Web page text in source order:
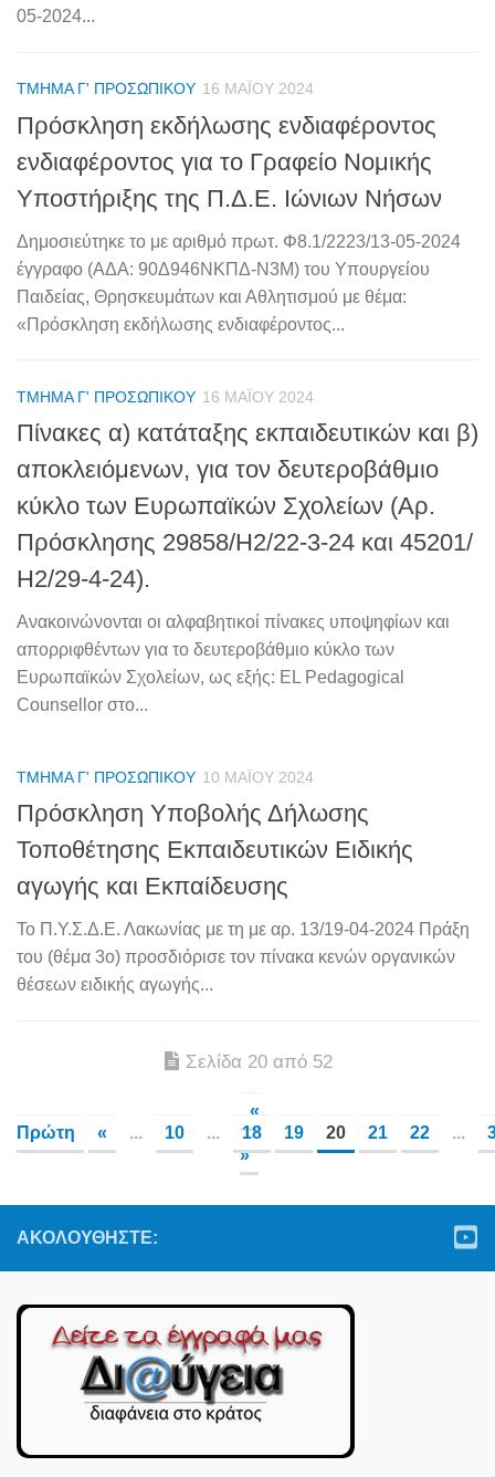
05-2024...
ΤΜΉΜΑ Γ' ΠΡΟΣΩΠΙΚΟΎ 16 ΜΑΪ́ΟΥ 2024
Πρόσκληση εκδήλωσης ενδιαφέροντος
ενδιαφέροντος για το Γραφείο Νομικής
Υποστήριξης της Π.Δ.Ε. Ιώνιων Νήσων
Δημοσιεύτηκε το με αριθμό πρωτ. Φ8.1/2223/13-05-2024
έγγραφο (ΑΔΑ: 90Δ946ΝΚΠΔ-Ν3Μ) του Υπουργείου
Παιδείας, Θρησκευμάτων και Αθλητισμού με θέμα:
«Πρόσκληση εκδήλωσης ενδιαφέροντος...
ΤΜΉΜΑ Γ' ΠΡΟΣΩΠΙΚΟΎ 16 ΜΑΪ́ΟΥ 2024
Πίνακες α) κατάταξης εκπαιδευτικών και β)
αποκλειόμενων, για τον δευτεροβάθμιο
κύκλο των Ευρωπαϊκών Σχολείων (Αρ.
Πρόσκλησης 29858/Η2/22-3-24 και 45201/
Η2/29-4-24).
Ανακοινώνονται οι αλφαβητικοί πίνακες υποψηφίων και
απορριφθέντων για το δευτεροβάθμιο κύκλο των
Ευρωπαϊκών Σχολείων, ως εξής: EL Pedagogical
Counsellor στο...
ΤΜΉΜΑ Γ' ΠΡΟΣΩΠΙΚΟΎ 10 ΜΑΪ́ΟΥ 2024
Πρόσκληση Υποβολής Δήλωσης
Τοποθέτησης Εκπαιδευτικών Ειδικής
αγωγής και Εκπαίδευσης
Το Π.Υ.Σ.Δ.Ε. Λακωνίας με τη με αρ. 13/19-04-2024 Πράξη
του (θέμα 3ο) προσδιόρισε τον πίνακα κενών οργανικών
θέσεων ειδικής αγωγής...
Σελίδα 20 από 52
«
Πρώτη
« ... 10 ... 18 19 20 21 22 ...
»
ΑΚΟΛΟΥΘΉΣΤΕ: